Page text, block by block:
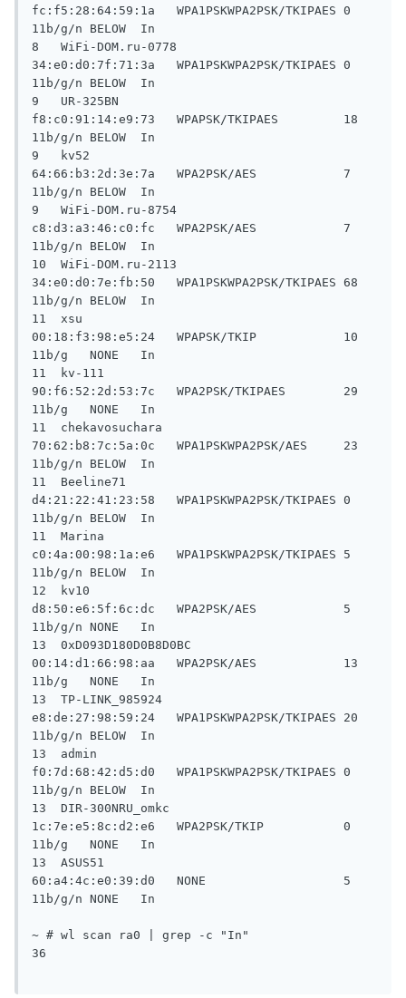
fc:f5:28:64:59:1a   WPA1PSKWPA2PSK/TKIPAES 0
11b/g/n BELOW  In
8   WiFi-DOM.ru-0778
34:e0:d0:7f:71:3a   WPA1PSKWPA2PSK/TKIPAES 0
11b/g/n BELOW  In
9   UR-325BN
f8:c0:91:14:e9:73   WPAPSK/TKIPAES         18
11b/g/n BELOW  In
9   kv52
64:66:b3:2d:3e:7a   WPA2PSK/AES            7
11b/g/n BELOW  In
9   WiFi-DOM.ru-8754
c8:d3:a3:46:c0:fc   WPA2PSK/AES            7
11b/g/n BELOW  In
10  WiFi-DOM.ru-2113
34:e0:d0:7e:fb:50   WPA1PSKWPA2PSK/TKIPAES 68
11b/g/n BELOW  In
11  xsu
00:18:f3:98:e5:24   WPAPSK/TKIP            10
11b/g   NONE   In
11  kv-111
90:f6:52:2d:53:7c   WPA2PSK/TKIPAES        29
11b/g   NONE   In
11  chekavosuchara
70:62:b8:7c:5a:0c   WPA1PSKWPA2PSK/AES     23
11b/g/n BELOW  In
11  Beeline71
d4:21:22:41:23:58   WPA1PSKWPA2PSK/TKIPAES 0
11b/g/n BELOW  In
11  Marina
c0:4a:00:98:1a:e6   WPA1PSKWPA2PSK/TKIPAES 5
11b/g/n BELOW  In
12  kv10
d8:50:e6:5f:6c:dc   WPA2PSK/AES            5
11b/g/n NONE   In
13  0xD093D180D0B8D0BC
00:14:d1:66:98:aa   WPA2PSK/AES            13
11b/g   NONE   In
13  TP-LINK_985924
e8:de:27:98:59:24   WPA1PSKWPA2PSK/TKIPAES 20
11b/g/n BELOW  In
13  admin
f0:7d:68:42:d5:d0   WPA1PSKWPA2PSK/TKIPAES 0
11b/g/n BELOW  In
13  DIR-300NRU_omkc
1c:7e:e5:8c:d2:e6   WPA2PSK/TKIP           0
11b/g   NONE   In
13  ASUS51
60:a4:4c:e0:39:d0   NONE                   5
11b/g/n NONE   In
~ # wl scan ra0 | grep -c "In"
36